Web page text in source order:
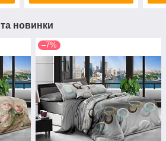
та новинки
–7%